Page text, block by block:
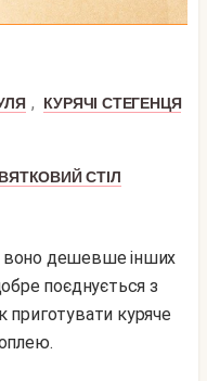
, КУРЯЧІ СТЕГЕНЦЯ
СТІЛ
воно дешевше інших
поєднується з
приготувати куряче